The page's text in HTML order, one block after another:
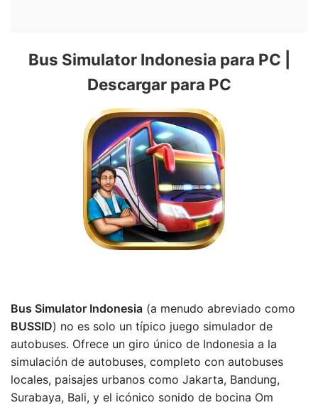
Bus Simulator Indonesia para PC |
Descargar para PC
Bus Simulator Indonesia (a menudo abreviado como
BUSSID) no es solo un típico juego simulador de
autobuses. Ofrece un giro único de Indonesia a la
simulación de autobuses, completo con autobuses
locales, paisajes urbanos como Jakarta, Bandung,
Surabaya, Bali, y el icónico sonido de bocina Om